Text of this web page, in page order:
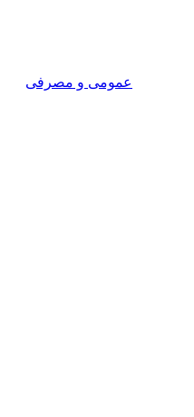
عمومی و مصرفی